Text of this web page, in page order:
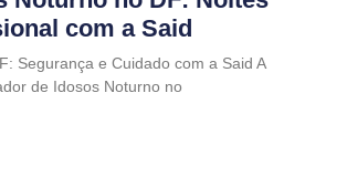
com a Said
Segurança e Cuidado com a Said A
de Idosos Noturno no